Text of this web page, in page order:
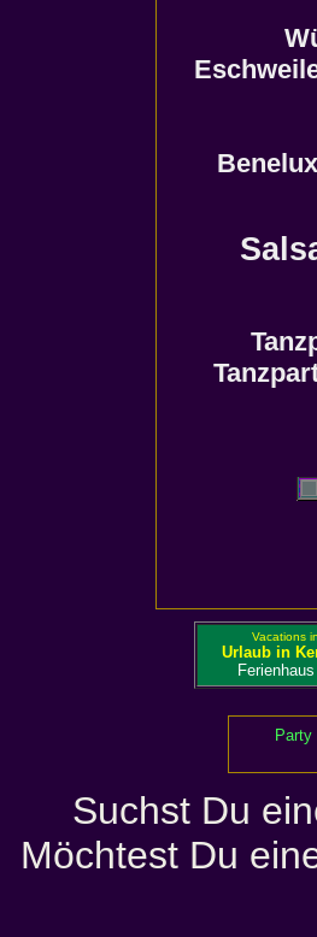
Vacations
Urlaub in
Party
Suchst Du
Möchtest Du